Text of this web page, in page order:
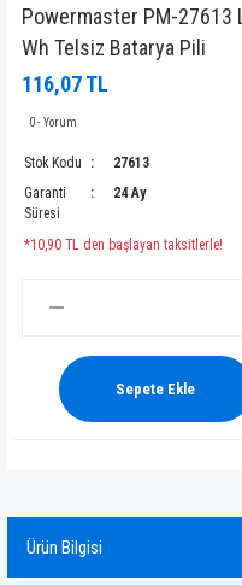
Powermaster PM-27613
Wh Telsiz Batarya Pili
116,07 TL
0 - Yorum
Stok Kodu 27613
Garanti
Süresi
24 Ay
*10,90 TL den başlayan taksitlerle!
Sepete Ekle
Ürün Bilgisi